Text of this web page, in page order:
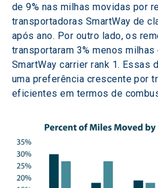
de 9% nas milhas movidas por
transportadoras SmartWay de
após ano. Por outro lado, os
transportaram 3% menos
SmartWay carrier rank 1. Essas
uma preferência crescente por
eficientes em termos de